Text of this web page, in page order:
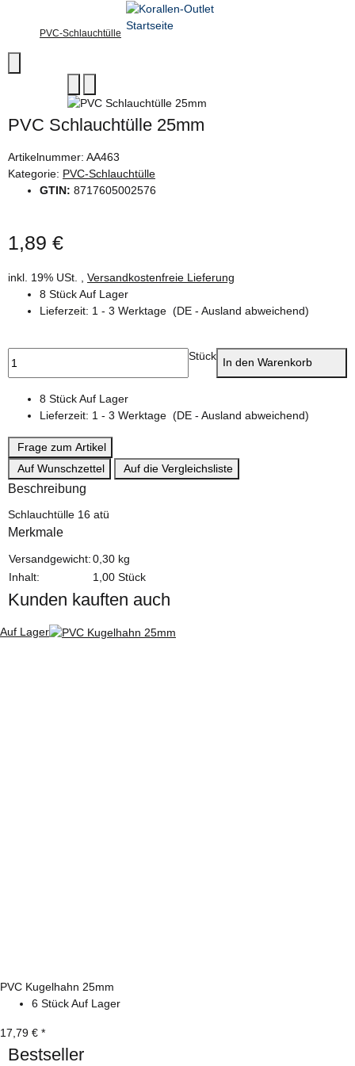
PVC-Schlauchtülle
PVC Schlauchtülle 25mm
Artikelnummer: AA463
Kategorie: PVC-Schlauchtülle
GTIN: 8717605002576
1,89 €
inkl. 19% USt. , Versandkostenfreie Lieferung
8 Stück Auf Lager
Lieferzeit: 1 - 3 Werktage (DE - Ausland abweichend)
Stück In den Warenkorb
8 Stück Auf Lager
Lieferzeit: 1 - 3 Werktage (DE - Ausland abweichend)
Frage zum Artikel
Auf Wunschzettel
Auf die Vergleichsliste
Beschreibung
Schlauchtülle 16 atü
Merkmale
Produkteigenschaft
Wert
Versandgewicht:0,30 kg
Inhalt:
1,00 Stück
Kunden kauften auch
Auf Lager
PVC Kugelhahn 25mm
6 Stück Auf Lager
17,79 € *
Bestseller